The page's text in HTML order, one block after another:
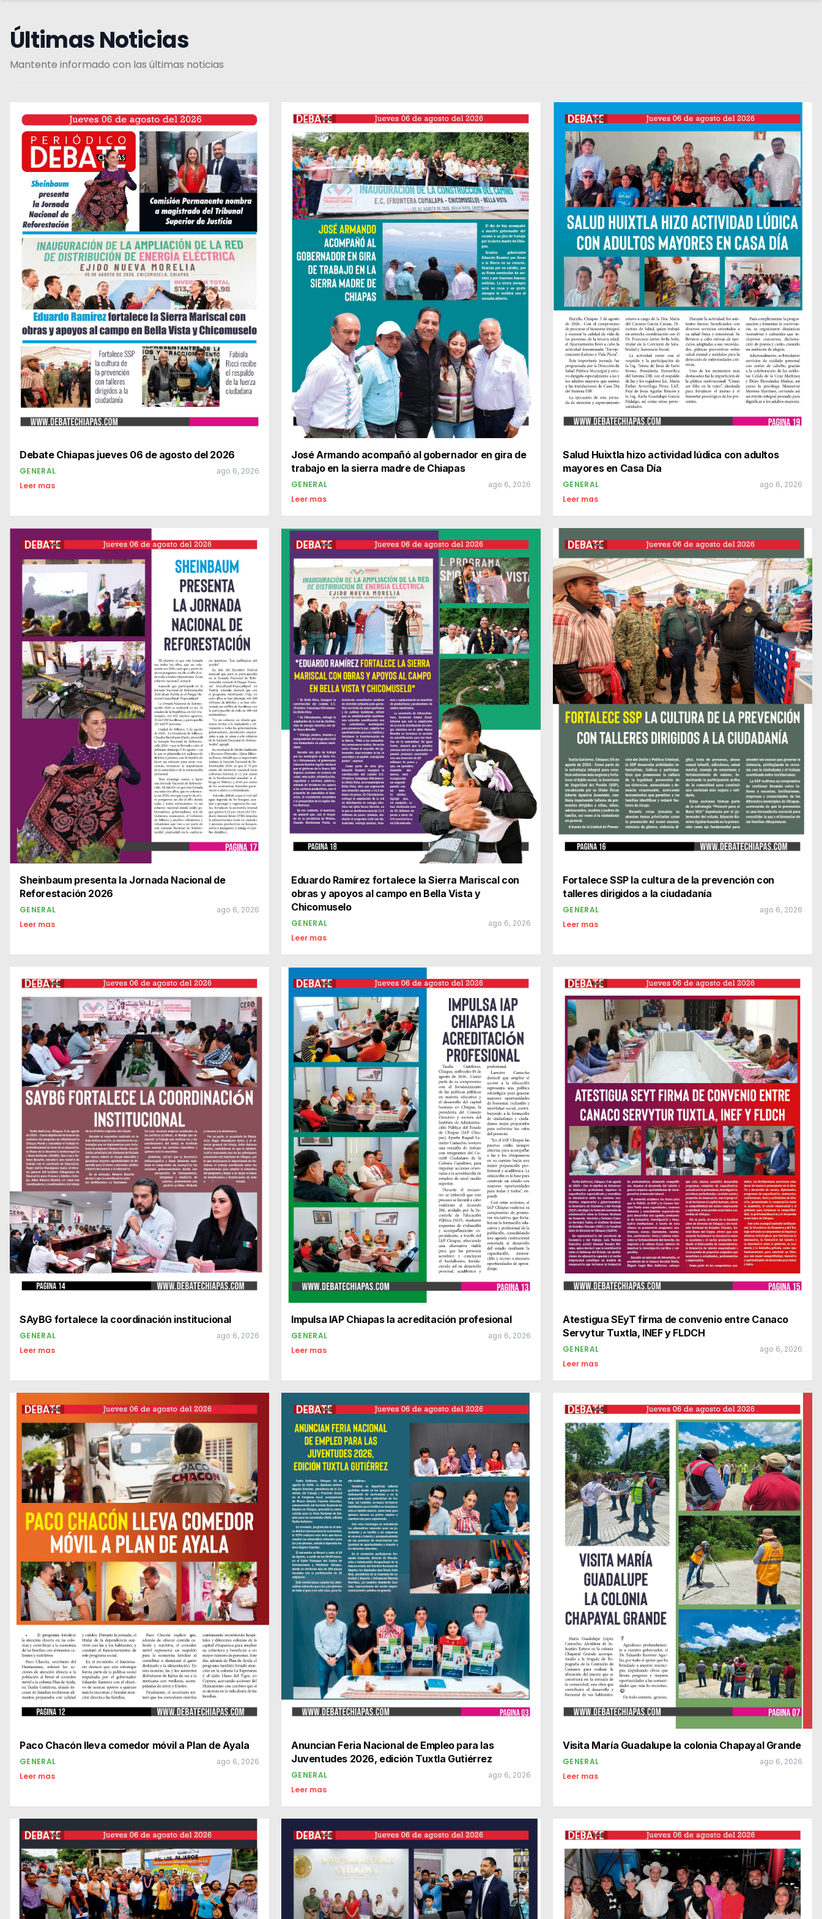
Últimas Noticias
Mantente informado con las últimas noticias
Debate Chiapas jueves 06 de agosto del 2026
GENERAL ago 6, 2026
Leer mas
José Armando acompañó al gobernador en gira de
trabajo en la sierra madre de Chiapas
GENERAL ago 6, 2026
Leer mas
Salud Huixtla hizo actividad lúdica con adultos
mayores en Casa Día
GENERAL ago 6, 2026
Leer mas
Sheinbaum presenta la Jornada Nacional de
Reforestación 2026
GENERAL ago 6, 2026
Leer mas
Eduardo Ramírez fortalece la Sierra Mariscal con
obras y apoyos al campo en Bella Vista y
Chicomuselo
GENERAL ago 6, 2026
Leer mas
Fortalece SSP la cultura de la prevención con
talleres dirigidos a la ciudadanía
GENERAL ago 6, 2026
Leer mas
SAyBG fortalece la coordinación institucional
GENERAL ago 6, 2026
Leer mas
Impulsa IAP Chiapas la acreditación profesional
GENERAL ago 6, 2026
Leer mas
Atestigua SEyT firma de convenio entre Canaco
Servytur Tuxtla, INEF y FLDCH
GENERAL ago 6, 2026
Leer mas
Paco Chacón lleva comedor móvil a Plan de Ayala
GENERAL ago 6, 2026
Leer mas
Anuncian Feria Nacional de Empleo para las
Juventudes 2026, edición Tuxtla Gutiérrez
GENERAL ago 6, 2026
Leer mas
Visita María Guadalupe la colonia Chapayal Grande
GENERAL ago 6, 2026
Leer mas